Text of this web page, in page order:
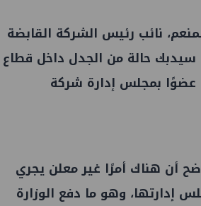
نائب رئيس الشركة القابضة
سيدبك حالة من الجدل داخل قطاع
عضوًا بمجلس إدارة شركة
أن هناك أمرًا غير معلن يجري
إدارتها، وهو ما دفع الوزارة